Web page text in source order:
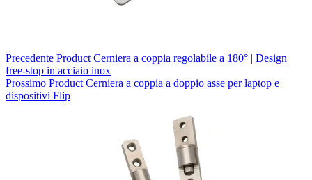
Precedente Product Cerniera a coppia regolabile a 180° | Design
free-stop in acciaio inox
Prossimo Product Cerniera a coppia a doppio asse per laptop e
dispositivi Flip